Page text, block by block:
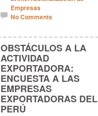
Empresas
No Comments
OBSTÁCULOS A LA
ACTIVIDAD
EXPORTADORA:
ENCUESTA A LAS
EMPRESAS
EXPORTADORAS DEL
PERÚ